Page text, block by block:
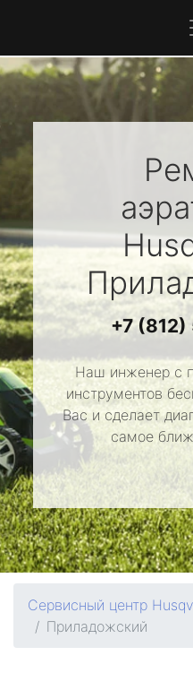
+7
Наш инженер с
инструментов
Вас и сделает
самое
Сервисный центр
Приладожский